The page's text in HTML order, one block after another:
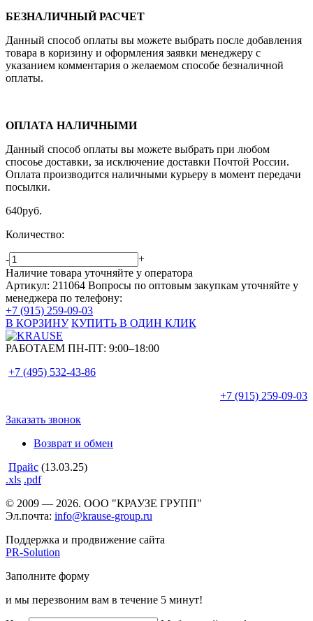
БЕЗНАЛИЧНЫЙ РАСЧЕТ
Данный способ оплаты вы можете выбрать после добавления
товара в коризину и оформления заявки менеджеру c
указанием комментария о желаемом способе безналичной
оплаты.
ОПЛАТА НАЛИЧНЫМИ
Данный способ оплаты вы можете выбрать при любом
спосоье доставки, за исключение доставки Почтой России.
Оплата производится наличными курьеру в момент передачи
посылки.
640руб.
Количество:
-
+
Наличие товара уточняйте у оператора
Артикул: 211064 Вопросы по оптовым закупкам уточняйте у
менеджера по телефону:
+7 (915) 259-09-03
В КОРЗИНУ КУПИТЬ В ОДИН КЛИК
РАБОТАЕМ ПН-ПТ: 9:00–18:00
+7 (495) 532-43-86
+7 (915) 259-09-03
Заказать звонок
Возврат и обмен
Прайс (13.03.25)
.xls .pdf
© 2009 — 2026. ООО "КРАУЗЕ ГРУПП"
Эл.почта: info@krause-group.ru
Поддержка и продвижение сайта
PR-Solution
Заполните форму
и мы перезвоним вам в течение 5 минут!